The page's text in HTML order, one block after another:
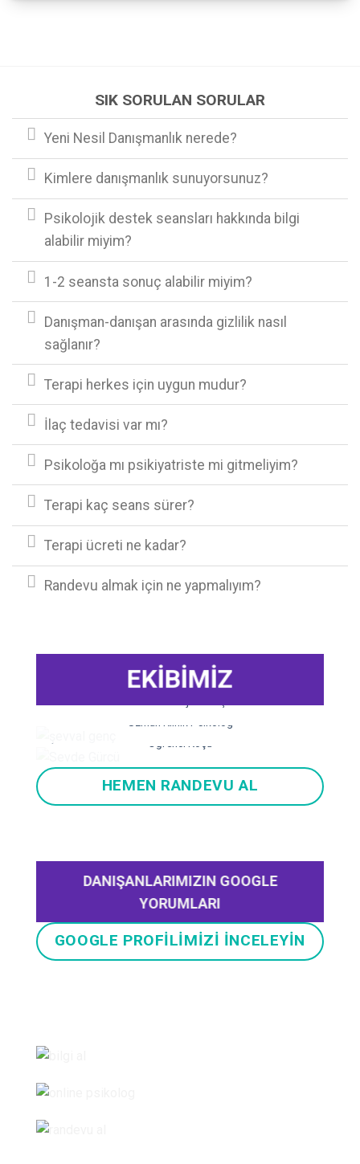
SIK SORULAN SORULAR
Yeni Nesil Danışmanlık nerede?
Kimlere danışmanlık sunuyorsunuz?
Psikolojik destek seansları hakkında bilgi
alabilir miyim?
1-2 seansta sonuç alabilir miyim?
Danışman-danışan arasında gizlilik nasıl
sağlanır?
Terapi herkes için uygun mudur?
İlaç tedavisi var mı?
Psikoloğa mı psikiyatriste mi gitmeliyim?
Terapi kaç seans sürer?
Terapi ücreti ne kadar?
Randevu almak için ne yapmalıyım?
EKİBİMİZ
Zülal Nur ALMASARANI
Şevval GENÇ
Sevde GÜRCÜ
Öğrenci Koçu
HEMEN RANDEVU AL
DANIŞANLARIMIZIN GOOGLE
YORUMLARI
GOOGLE PROFİLİMİZİ İNCELEYİN